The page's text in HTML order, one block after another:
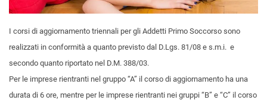
–
81/08
I corsi di aggiornamento triennali per gli Addetti Primo Soccorso sono
realizzati in conformità a quanto previsto dal D.Lgs. 81/08 e s.m.i. e
secondo quanto riportato nel D.M. 388/03.
Per le imprese rientranti nel gruppo “A” il corso di aggiornamento ha una
durata di 6 ore, mentre per le imprese rientranti nei gruppi “B” e “C” il corso